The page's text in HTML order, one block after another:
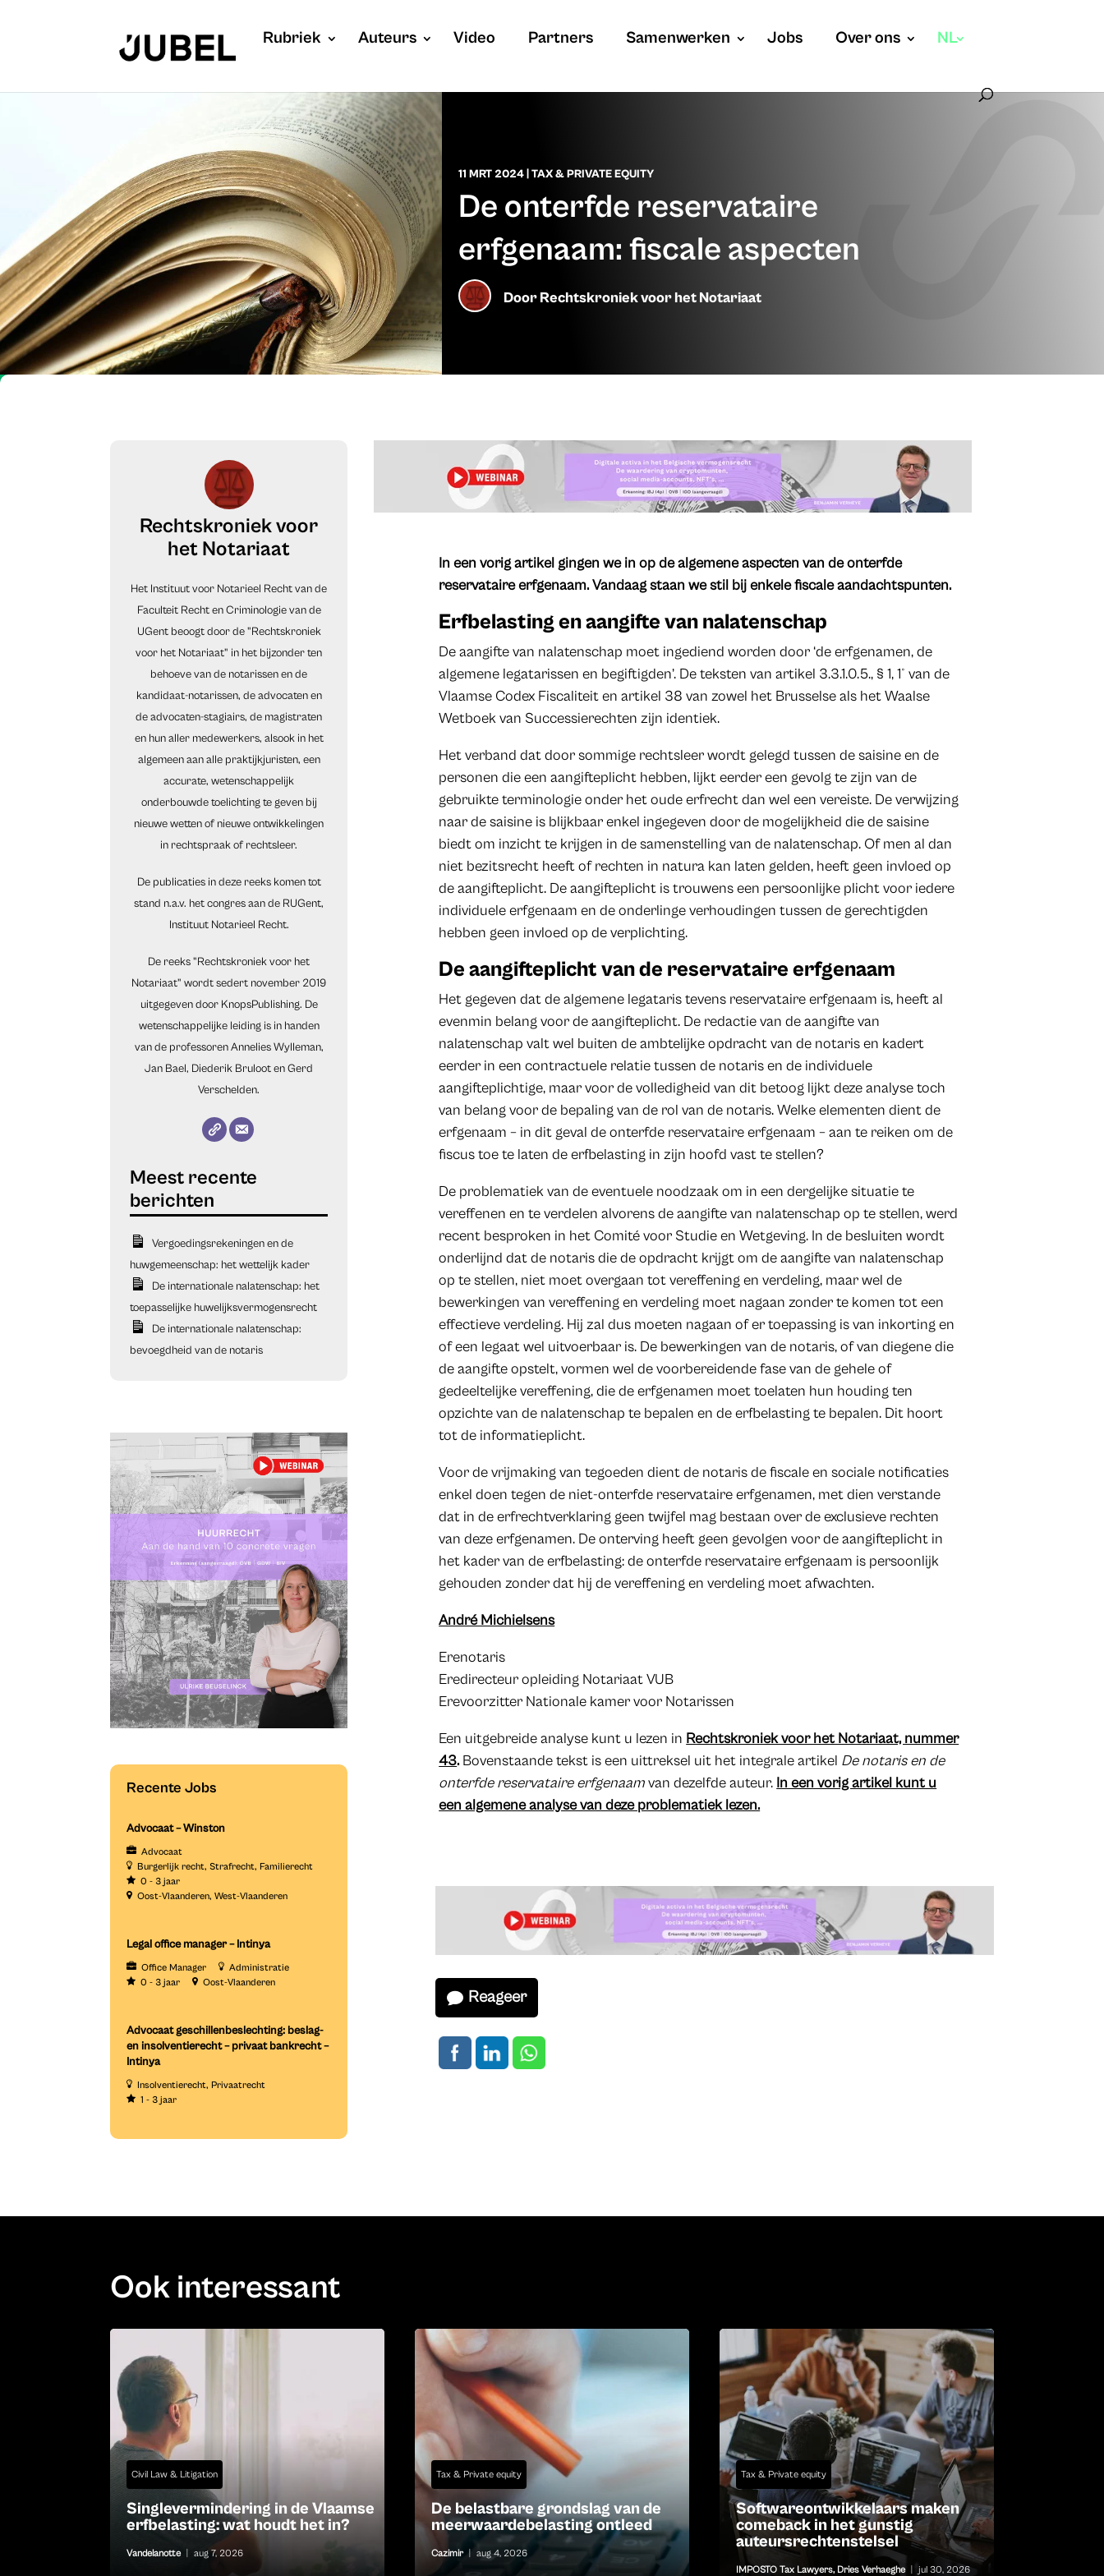
Rubriek Auteurs Video Partners Samenwerken Jobs Over ons NL
11 MRT 2024| TAX & PRIVATE EQUITY
De onterfde reservataire
erfgenaam: fiscale aspecten
DoorRechtskroniek voor het Notariaat
Rechtskroniek voor
het Notariaat
Het Instituut voor Notarieel Recht van de
Faculteit Recht en Criminologie van de
UGent beoogt door de "Rechtskroniek
voor het Notariaat" in het bijzonder ten
behoeve van de notarissen en de
kandidaat-notarissen, de advocaten en
de advocaten-stagiairs, de magistraten
en hun aller medewerkers, alsook in het
algemeen aan alle praktijkjuristen, een
accurate, wetenschappelijk
onderbouwde toelichting te geven bij
nieuwe wetten of nieuwe ontwikkelingen
in rechtspraak of rechtsleer.
De publicaties in deze reeks komen tot
stand n.a.v. het congres aan de RUGent,
Instituut Notarieel Recht.
De reeks "Rechtskroniek voor het
Notariaat" wordt sedert november 2019
uitgegeven door KnopsPublishing. De
wetenschappelijke leiding is in handen
van de professoren Annelies Wylleman,
Jan Bael, Diederik Bruloot en Gerd
Verschelden.
Vergoedingsrekeningen en de
huwgemeenschap: het wettelijk kader
De internationale nalatenschap: het
toepasselijke huwelijksvermogensrecht
De internationale nalatenschap:
bevoegdheid van de notaris
Recente Jobs
Advocaat – Winston
Advocaat
Burgerlijk recht Strafrecht Familierecht
0 - 3 jaar
Oost-Vlaanderen West-Vlaanderen
Legal office manager – Intinya
Office Manager
Administratie
0 - 3 jaar
Oost-Vlaanderen
Advocaat geschillenbeslechting: beslag-
en insolventierecht – privaat bankrecht –
Intinya
Insolventierecht Privaatrecht
1 - 3 jaar
In een vorig artikel gingen we in op de algemene aspecten van de onterfde
reservataire erfgenaam. Vandaag staan we stil bij enkele fiscale aandachtspunten.
Erfbelasting en aangifte van nalatenschap
De aangifte van nalatenschap moet ingediend worden door ‘de erfgenamen, de
algemene legatarissen en begiftigden’. De teksten van artikel 3.3.1.0.5., § 1, 1° van de
Vlaamse Codex Fiscaliteit en artikel 38 van zowel het Brusselse als het Waalse
Wetboek van Successierechten zijn identiek.
Het verband dat door sommige rechtsleer wordt gelegd tussen de saisine en de
personen die een aangifteplicht hebben, lijkt eerder een gevolg te zijn van de
gebruikte terminologie onder het oude erfrecht dan wel een vereiste. De verwijzing
naar de saisine is blijkbaar enkel ingegeven door de mogelijkheid die de saisine
biedt om inzicht te krijgen in de samenstelling van de nalatenschap. Of men al dan
niet bezitsrecht heeft of rechten in natura kan laten gelden, heeft geen invloed op
de aangifteplicht. De aangifteplicht is trouwens een persoonlijke plicht voor iedere
individuele erfgenaam en de onderlinge verhoudingen tussen de gerechtigden
hebben geen invloed op de verplichting.
De aangifteplicht van de reservataire erfgenaam
Het gegeven dat de algemene legataris tevens reservataire erfgenaam is, heeft al
evenmin belang voor de aangifteplicht. De redactie van de aangifte van
nalatenschap valt wel buiten de ambtelijke opdracht van de notaris en kadert
eerder in een contractuele relatie tussen de notaris en de individuele
aangifteplichtige, maar voor de volledigheid van dit betoog lijkt deze analyse toch
van belang voor de bepaling van de rol van de notaris. Welke elementen dient de
erfgenaam – in dit geval de onterfde reservataire erfgenaam – aan te reiken om de
fiscus toe te laten de erfbelasting in zijn hoofd vast te stellen?
De problematiek van de eventuele noodzaak om in een dergelijke situatie te
vereffenen en te verdelen alvorens de aangifte van nalatenschap op te stellen, werd
recent besproken in het Comité voor Studie en Wetgeving. In de besluiten wordt
onderlijnd dat de notaris die de opdracht krijgt om de aangifte van nalatenschap
op te stellen, niet moet overgaan tot vereffening en verdeling, maar wel de
bewerkingen van vereffening en verdeling moet nagaan zonder te komen tot een
effectieve verdeling. Hij zal dus moeten nagaan of er toepassing is van inkorting en
of een legaat wel uitvoerbaar is. De bewerkingen van de notaris, of van diegene die
de aangifte opstelt, vormen wel de voorbereidende fase van de gehele of
gedeeltelijke vereffening, die de erfgenamen moet toelaten hun houding ten
opzichte van de nalatenschap te bepalen en de erfbelasting te bepalen. Dit hoort
tot de informatieplicht.
Voor de vrijmaking van tegoeden dient de notaris de fiscale en sociale notificaties
enkel doen tegen de niet-onterfde reservataire erfgenamen, met dien verstande
dat in de erfrechtverklaring geen twijfel mag bestaan over de exclusieve rechten
van deze erfgenamen. De onterving heeft geen gevolgen voor de aangifteplicht in
het kader van de erfbelasting: de onterfde reservataire erfgenaam is persoonlijk
gehouden zonder dat hij de vereffening en verdeling moet afwachten.
André Michielsens
Erenotaris
Eredirecteur opleiding Notariaat VUB
Erevoorzitter Nationale kamer voor Notarissen
Een uitgebreide analyse kunt u lezen in Rechtskroniek voor het Notariaat, nummer
43. Bovenstaande tekst is een uittreksel uit het integrale artikel De notaris en de
onterfde reservataire erfgenaamvan dezelfde auteur. In een vorig artikel kunt u
een algemene analyse van deze problematiek lezen.
Reageer
Ook interessant
Civil Law & Litigation
Singlevermindering in de Vlaamse
erfbelasting: wat houdt het in?
Vandelanotte aug 7, 2026
Tax & Private equity
De belastbare grondslag van de
meerwaardebelasting ontleed
Cazimir aug 4, 2026
Tax & Private equity
Softwareontwikkelaars maken
comeback in het gunstig
auteursrechtenstelsel
IMPOSTO Tax Lawyers, Dries Verhaeghe jul 30, 2026